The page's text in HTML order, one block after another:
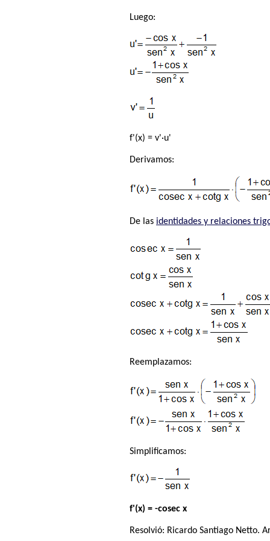
Luego:
f'(x) = v'·u'
Derivamos:
De las identidades y relaciones
Reemplazamos:
Simplificamos:
f'(x) = -cosec x
Resolvió: Ricardo Santiago Netto.